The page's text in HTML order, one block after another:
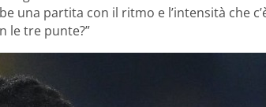
una partita con il ritmo e l’intensità che
le tre punte?”